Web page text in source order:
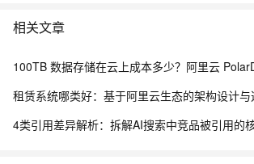
相关文章
租赁系统哪类好：基于阿里云生态的架构设计
4类引用差异解析：拆解AI搜索中竞品被引用的